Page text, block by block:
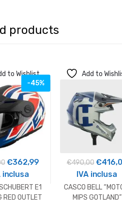
products
to Wishlist
-45%
Il
prezzo
originale
era:
€362,99
attuale
è:
inclusa
E1
RED OUTLET
Add to
€490,00 Il
prezzo
era:
€
IVA inclusa
CASCO BELL
MIPS GOTLAND”